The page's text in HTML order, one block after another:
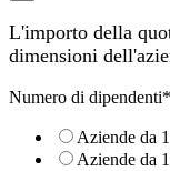
L'importo della
dimensioni
Numero di dipendenti*
Aziende da
Aziende da